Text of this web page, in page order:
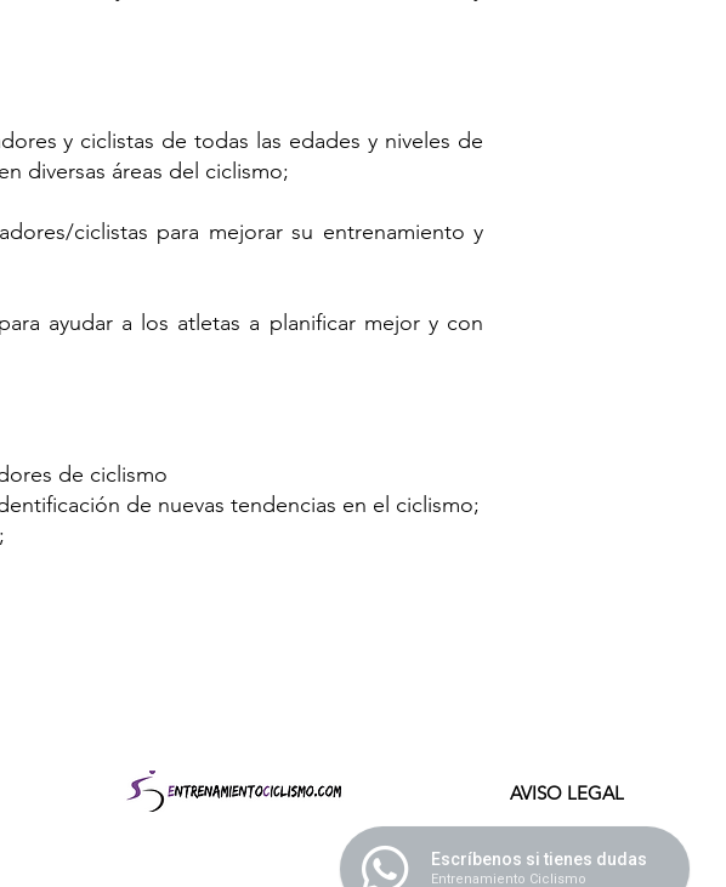
y ciclistas de todas las edades y niveles de
diversas áreas del ciclismo;
ciclistas para mejorar su entrenamiento y
ayudar a los atletas a planificar mejor y con
de ciclismo
de nuevas tendencias en el ciclismo;
AVISO LEGAL
Escríbenos si tienes dudas
Entrenamiento Ciclismo